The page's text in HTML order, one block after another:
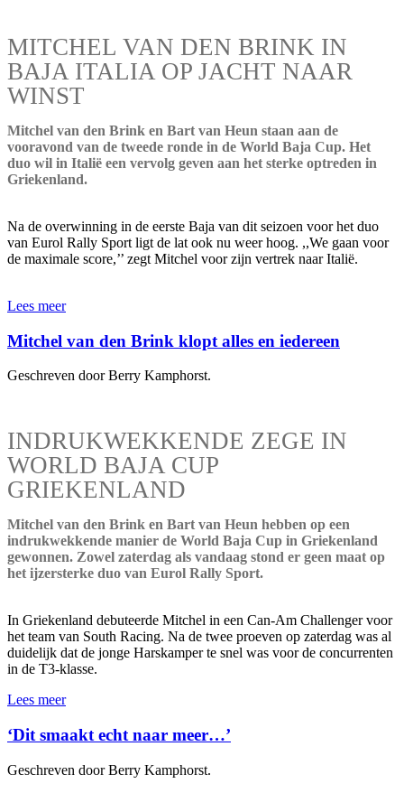
MITCHEL VAN DEN BRINK IN
BAJA ITALIA OP JACHT NAAR
WINST
Mitchel van den Brink en Bart van Heun staan aan de
vooravond van de tweede ronde in de World Baja Cup. Het
duo wil in Italië een vervolg geven aan het sterke optreden in
Griekenland.
Na de overwinning in de eerste Baja van dit seizoen voor het duo
van Eurol Rally Sport ligt de lat ook nu weer hoog. ,,We gaan voor
de maximale score,’’ zegt Mitchel voor zijn vertrek naar Italië.
Lees meer
Mitchel van den Brink klopt alles en iedereen
Geschreven door Berry Kamphorst.
INDRUKWEKKENDE ZEGE IN
WORLD BAJA CUP
GRIEKENLAND
Mitchel van den Brink en Bart van Heun hebben op een
indrukwekkende manier de World Baja Cup in Griekenland
gewonnen. Zowel zaterdag als vandaag stond er geen maat op
het ijzersterke duo van Eurol Rally Sport.
In Griekenland debuteerde Mitchel in een Can-Am Challenger voor
het team van South Racing. Na de twee proeven op zaterdag was al
duidelijk dat de jonge Harskamper te snel was voor de concurrenten
in de T3-klasse.
Lees meer
‘Dit smaakt echt naar meer…’
Geschreven door Berry Kamphorst.